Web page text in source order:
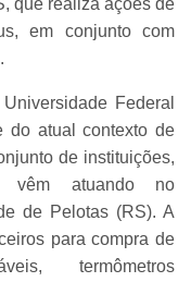
em conjunto com
Federal
do atual contexto de
de instituições,
vêm atuando no
de Pelotas (RS). A
para compra de
termômetros